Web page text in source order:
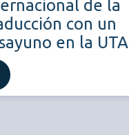
de la
con un
en la UTA